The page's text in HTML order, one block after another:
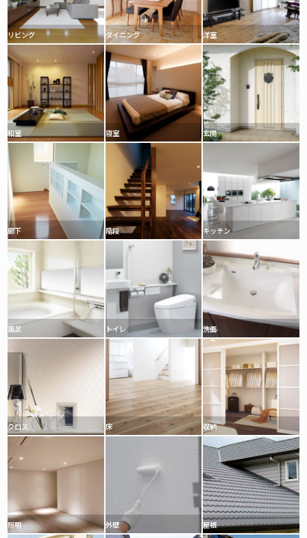
リビング ダイニング 洋室
和室 寝室 玄関
廊下 階段 キッチン
風呂 トイレ 洗面
クロス 床 収納
照明 外壁 屋根